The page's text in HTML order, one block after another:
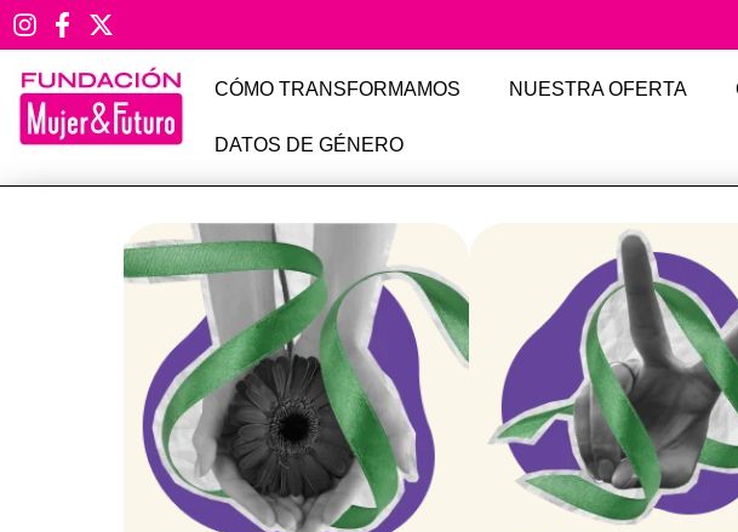
CÓMO TRANSFORMAMOS NUESTRA OFERTA
DATOS DE GÉNERO
La OEA aceptó a la Fundación
de